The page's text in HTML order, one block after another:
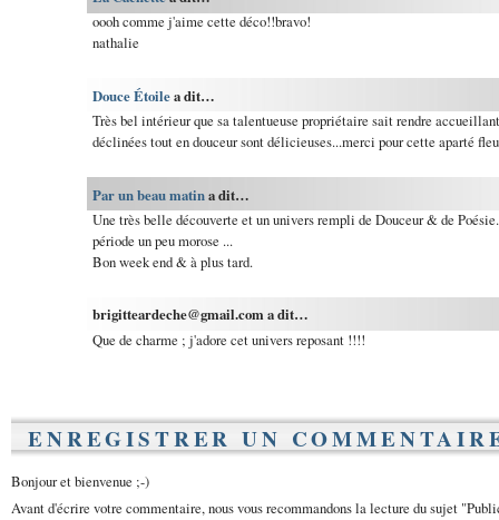
oooh comme j'aime cette déco!!bravo!
nathalie
Douce Étoilea dit…
Très bel intérieur que sa talentueuse propriétaire sait rendre
déclinées tout en douceur sont délicieuses...merci pour cette aparté
Par un beau matina dit…
Une très belle découverte et un univers rempli de Douceur & de
période un peu morose ...
Bon week end & à plus tard.
brigitteardeche@gmail.com a dit…
Que de charme ; j'adore cet univers reposant !!!!
ENREGISTRER UN
Bonjour et bienvenue ;-)
Avant d'écrire votre commentaire, nous vous recommandons la lecture du sujet